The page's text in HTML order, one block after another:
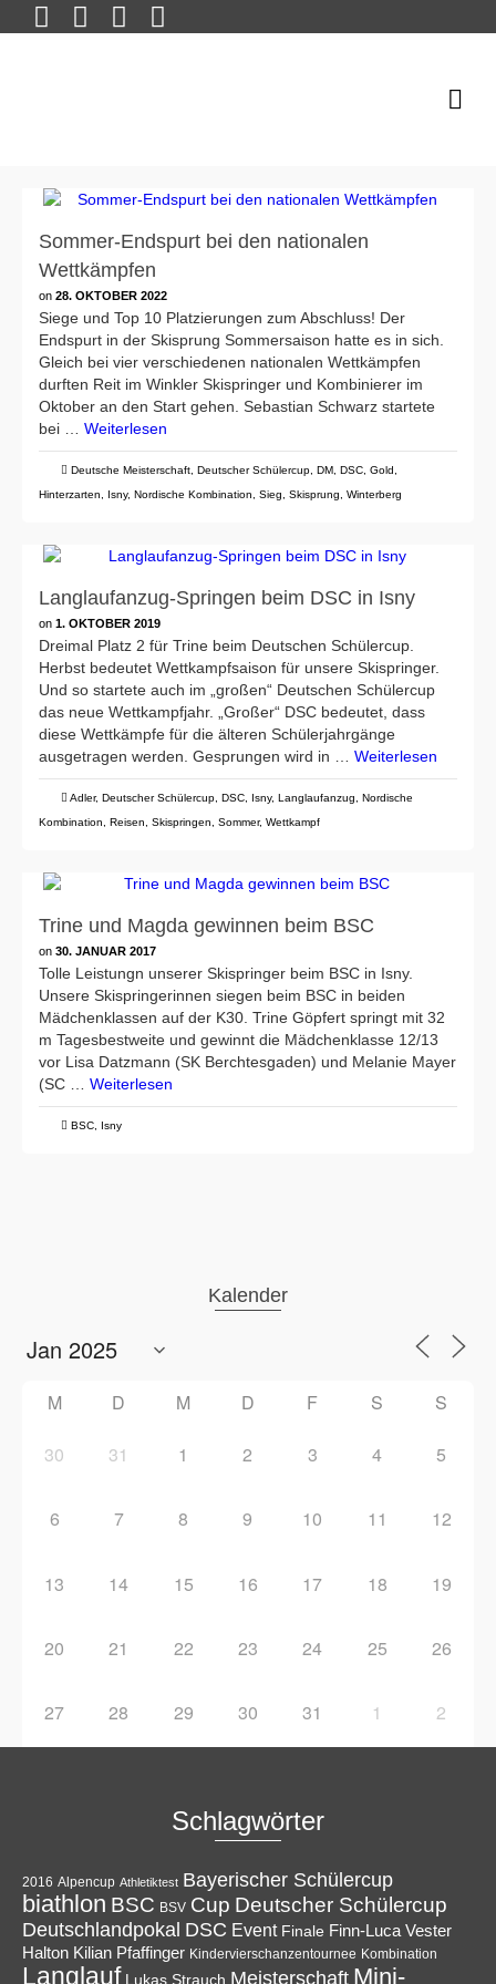
Sommer-Endspurt bei den nationalen
Wettkämpfen
on 28. OKTOBER 2022
Siege und Top 10 Platzierungen zum Abschluss! Der
Endspurt in der Skisprung Sommersaison hatte es in sich.
Gleich bei vier verschiedenen nationalen Wettkämpfen
durften Reit im Winkler Skispringer und Kombinierer im
Oktober an den Start gehen. Sebastian Schwarz startete
bei … Weiterlesen
Deutsche Meisterschaft Deutscher Schülercup DM DSC Gold
Hinterzarten
Isny, Nordische Kombination Sieg Skisprung Winterberg
Langlaufanzug-Springen beim DSC in Isny
on 1. OKTOBER 2019
Dreimal Platz 2 für Trine beim Deutschen Schülercup.
Herbst bedeutet Wettkampfsaison für unsere Skispringer.
Und so startete auch im „großen“ Deutschen Schülercup
das neue Wettkampfjahr. „Großer“ DSC bedeutet, dass
diese Wettkämpfe für die älteren Schülerjahrgänge
ausgetragen werden. Gesprungen wird in … Weiterlesen
Adler, Deutscher Schülercup DSC Isny, Langlaufanzug
Nordische
Kombination
Reisen Skispringen Sommer, Wettkampf
Trine und Magda gewinnen beim BSC
on 30. JANUAR 2017
Tolle Leistungn unserer Skispringer beim BSC in Isny.
Unsere Skispringerinnen siegen beim BSC in beiden
Mädchenklassen auf der K30. Trine Göpfert springt mit 32
m Tagesbestweite und gewinnt die Mädchenklasse 12/13
vor Lisa Datzmann (SK Berchtesgaden) und Melanie Mayer
(SC … Weiterlesen
BSC Isny
Kalender
M D M D F S S
30 31 1 2 3 4 5
6 7 8 9 10 11 12
13 14 15 16 17 18 19
20 21 22 23 24 25 26
27 28 29 30 31 1 2
Schlagwörter
2016 Alpencup Athletiktest Bayerischer Schülercup
biathlon BSC BSV Cup Deutscher Schülercup
Deutschlandpokal DSC Event Finale Finn-Luca Vester
Halton Kilian Pfaffinger Kindervierschanzentournee Kombination
Langlauf Lukas Strauch Meisterschaft Mini-